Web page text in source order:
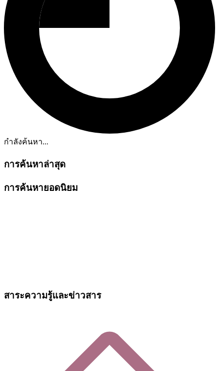
กำลังค้นหา...
การค้นหาล่าสุด
การค้นหายอดนิยม
สาระความรู้และข่าวสาร